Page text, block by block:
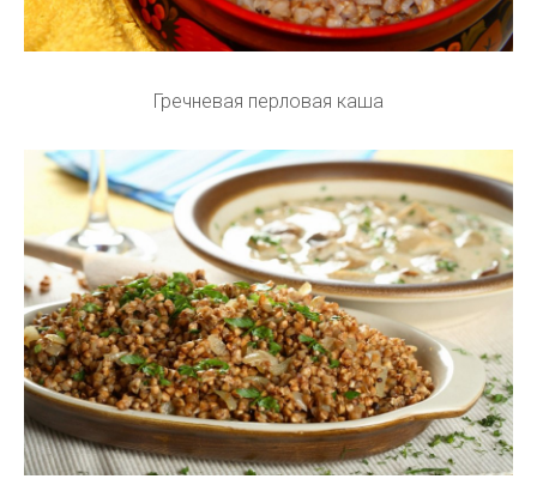
Гречневая перловая каша